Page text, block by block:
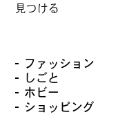
見つける
ファッション
しごと
ホビー
ショッピング